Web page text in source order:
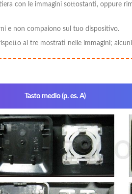
con le immagini sottostanti, oppure
e non compaiono sul tuo dispositivo.
ai tre mostrati nelle immagini;
Tasto medio (p. es. A)